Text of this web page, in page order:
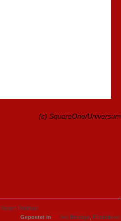
(c) SquareOne/Universum
Robert Redford
Gepostet in » Alle Beiträge Filmkritiken